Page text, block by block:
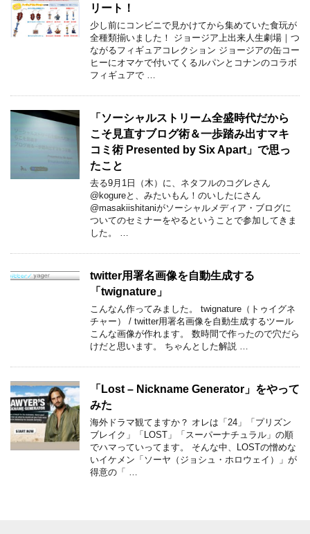
リート！
少し前にコンビニで見かけてから集めていた食玩が
全種類揃いました！ ジョージア上出来人生劇場｜つ
ながるフィギュアコレクション ジョージアの缶コー
ヒーにオマケで付いてくるルパンとコナンのコラボ
フィギュアで …
「ソーシャルストリーム全盛時代だから
こそ見直すブログ術＆一歩踏み出すマキ
コミ術 Presented by Six Apart」で思っ
たこと
去る9月1日（木）に、ネタフルのコグレさん
@kogureと、みたいもん！のいしたにさん
@masakiishitaniがソーシャルメディア・ブログに
ついてのセミナーをやるということで参加してきま
した。 …
twitter用署名画像を自動生成する
「twignature」
こんなん作ってみました。 twignature（トゥイグネ
チャー） / twitter用署名画像を自動生成するツール
こんな画像が作れます。 数時間で作ったので穴だら
けだと思います。 ちゃんとした解説 …
「Lost – Nickname Generator」をやって
みた
海外ドラマ観てますか？ オレは「24」「プリズン
ブレイク」「LOST」「スーパーナチュラル」の順
でハマっていってます。 そんな中、LOSTの憎めな
いイケメン「ソーヤ（ジョシュ・ホロウェイ）」が
得意の「 …